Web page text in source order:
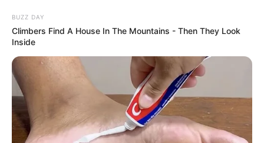
BUZZ DAY
Climbers Find A House In The Mountains - Then They Look
Inside